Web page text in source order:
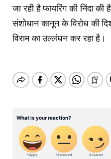
जा रही है फायरिंग की निंदा
संशोधान कानून के विरोध की
विराम का उल्लंघन कर रहा है।